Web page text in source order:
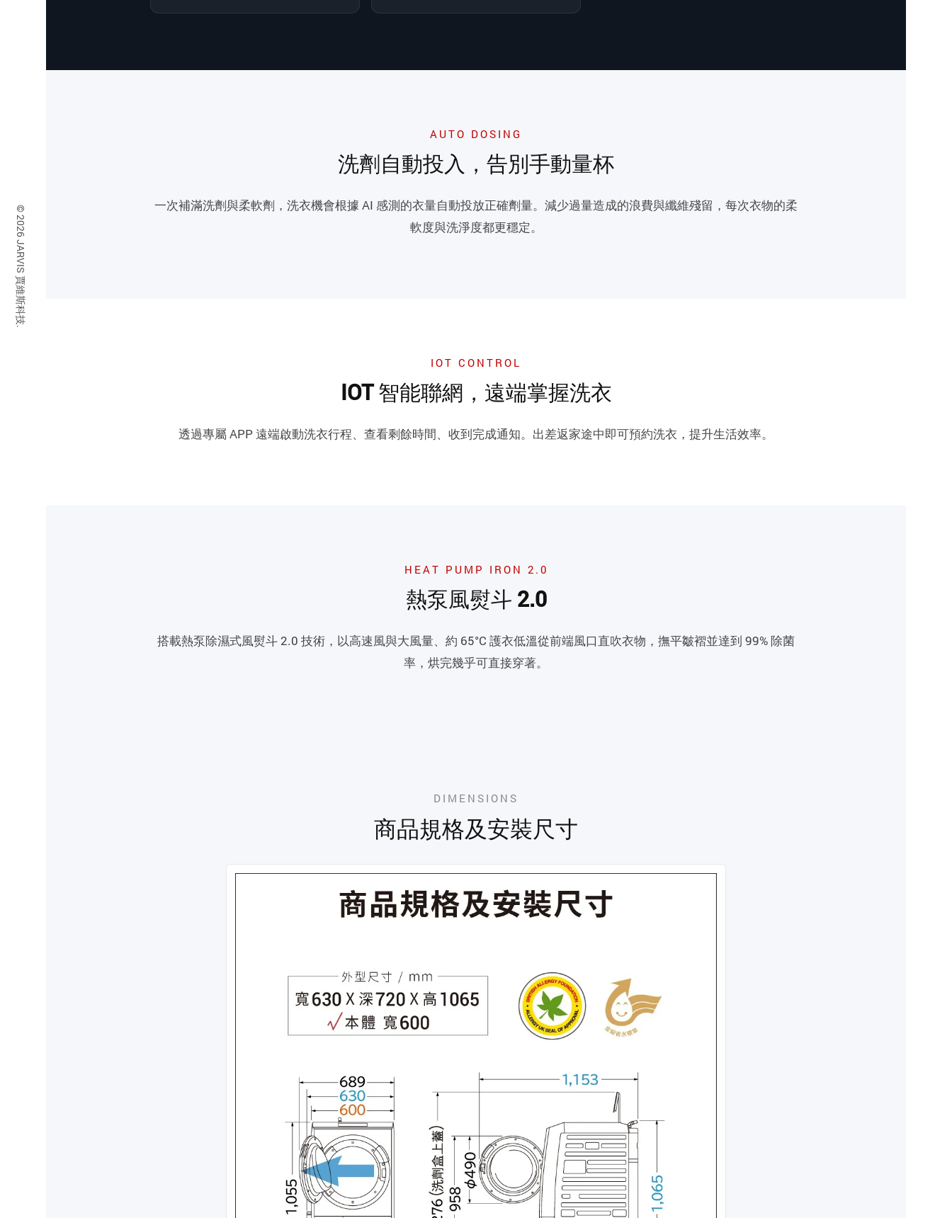
AUTO DOSING
洗劑自動投入，告別手動量杯
一次補滿洗劑與柔軟劑，洗衣機會根據 AI 感測的衣量自動投放正確劑量。減少過量造成的浪費與纖維殘留，每次衣物的柔
軟度與洗淨度都更穩定。
IOT CONTROL
IOT 智能聯網，遠端掌握洗衣
透過專屬 APP 遠端啟動洗衣行程、查看剩餘時間、收到完成通知。出差返家途中即可預約洗衣，提升生活效率。
HEAT PUMP IRON 2.0
熱泵風熨斗 2.0
搭載熱泵除濕式風熨斗 2.0 技術，以高速風與大風量、約 65°C 護衣低溫從前端風口直吹衣物，撫平皺褶並達到 99% 除菌
率，烘完幾乎可直接穿著。
DIMENSIONS
商品規格及安裝尺寸
© 2026 JARVIS 賈維斯科技.